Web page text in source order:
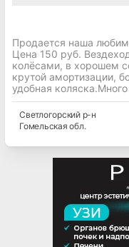
Продается наша
Цена 150 руб.
колёсами, в хорошем
крутой амортизации,
удобная
Светлогорскийр-н
Гомельская обл.